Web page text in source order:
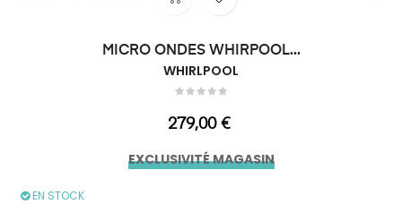
MICRO ONDES WHIRPOOL...
WHIRLPOOL
Prix
279,00 €
EXCLUSIVITÉ MAGASIN
EN STOCK